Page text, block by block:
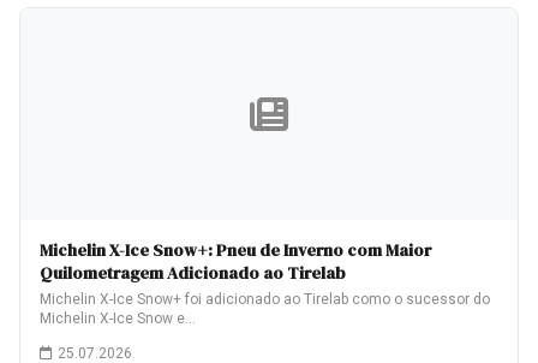
Michelin X-Ice Snow+: Pneu de Inverno com Maior
Quilometragem Adicionado ao Tirelab
Michelin X-Ice Snow+ foi adicionado ao Tirelab como o sucessor do
Michelin X-Ice Snow e…
25.07.2026